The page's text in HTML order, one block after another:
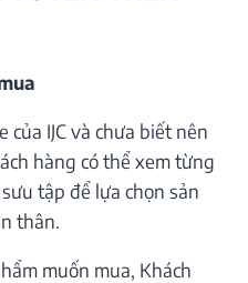
IJC và chưa biết nên
hàng có thể xem từng
tập để lựa chọn sản
thân.
muốn mua, Khách